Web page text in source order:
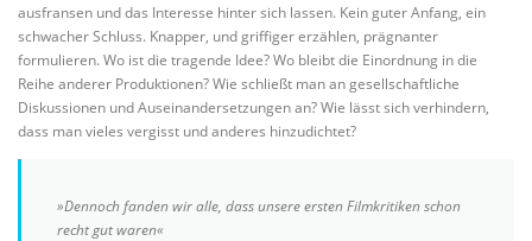
ausfransen und das Interesse hinter sich lassen. Kein guter Anfang, ein
schwacher Schluss. Knapper, und griffiger erzählen, prägnanter
formulieren. Wo ist die tragende Idee? Wo bleibt die Einordnung in die
Reihe anderer Produktionen? Wie schließt man an gesellschaftliche
Diskussionen und Auseinandersetzungen an? Wie lässt sich verhindern,
dass man vieles vergisst und anderes hinzudichtet?
»Dennoch fanden wir alle, dass unsere ersten Filmkritiken schon
recht gut waren«